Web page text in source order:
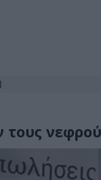
τους